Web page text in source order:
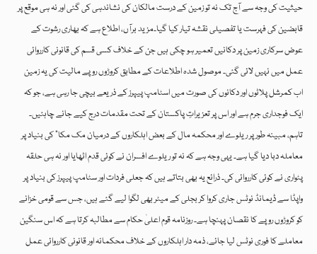
حیثیت کی وجہ سے آج تک نہ تو زمین کے درست مالکان کی نشاندہی کی گئی اور نہ ہی موقع پر
قابضین کی فہرست یا تفصیلی نقشہ تیار کیا گیا۔مزید برآں، اطلاع ہے کہ بھاری رشوت کے
عوض سرکاری زمین پر دکانیں تعمیر ہو چکی ہیں جن کے خلاف کسی قسم کی قانونی کارروائی
عمل میں نہیں لائی گئی۔ موصول شدہ اطلاعات کے مطابق کروڑوں روپے مالیت کی یہ زمین
اب کمرشل پلاٹوں اور دکانوں کی صورت میں اسٹامپ پیپرز کے ذریعے بیچی جا رہی ہے، جو کہ
ایک فوجداری جرم ہے اور اس پر تعزیراتِ پاکستان کے تحت مقدمات درج کیے جانے چاہئیں۔
تاہم، مبینہ طور پر ریلوے اور محکمہ مال کے بعض اہلکاروں کے درمیان مک مکا” کی بنیاد پر
معاملہ دبا دیا گیا ہے۔ یہی وجہ ہے کہ نہ تو ریلوے افسران نے کوئی قدم اٹھایا اور نہ ہی حلقہ
پٹواری نے کوئی کارروائی کی۔ ذرائع یہ بھی بتاتے ہیں کہ جعلی فردات اور سٹامپ پیپرز کی بنیاد پر
واپڈا سے ڈیمانڈ نوٹس جاری کروا کر بجلی کے میٹر بھی لگوا لیے گئے ہیں، جس سے قومی خزانے
کو کروڑوں روپے کا نقصان پہنچا ہے۔ روزنامہ قوم اعلیٰ حکام سے مطالبہ کرتا ہے کہ اس سنگین
معاملے کا فوری نوٹس لیا جائے، ذمہ دار اہلکاروں کے خلاف محکمانہ اور قانونی کارروائی عمل